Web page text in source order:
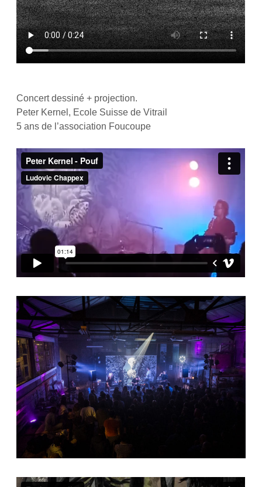
Concert dessiné + projection.
Peter Kernel, Ecole Suisse de Vitrail
5 ans de l’association Foucoupe